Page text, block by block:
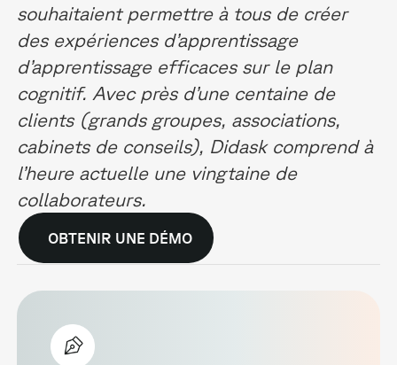
souhaitaient permettre à tous de créer
des expériences d’apprentissage
d’apprentissage efficaces sur le plan
cognitif. Avec près d’une centaine de
clients (grands groupes, associations,
cabinets de conseils), Didask comprend à
l’heure actuelle une vingtaine de
collaborateurs.
OBTENIR UNE DÉMO